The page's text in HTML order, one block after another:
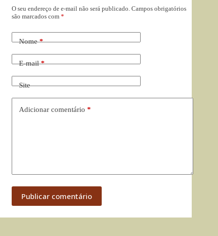
O seu endereço de e-mail não será publicado. Campos obrigatórios
são marcados com *
Nome*
E-mail*
Site
Adicionar comentário *
Publicar comentário